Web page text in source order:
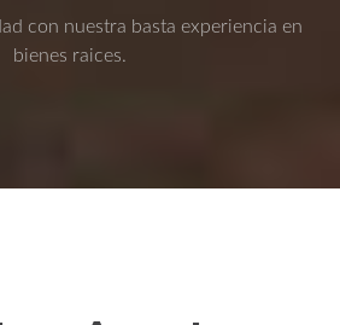
con nuestra basta experiencia en
bienes raices.